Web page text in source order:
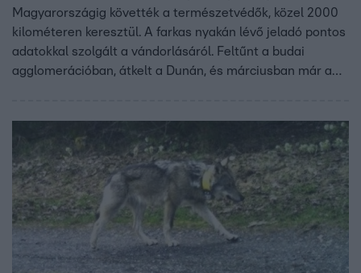
Magyarországig követték a természetvédők, közel 2000
kilométeren keresztül. A farkas nyakán lévő jeladó pontos
adatokkal szolgált a vándorlásáról. Feltűnt a budai
agglomerációban, átkelt a Dunán, és márciusban már a
azonban néhány nappal ezelőtt állítólag egy szabolcsi
vadász lelőtte. A jeladós nyakörvét végül Hidasnémetinél
a Hernád folyóban találták meg a búvárok.